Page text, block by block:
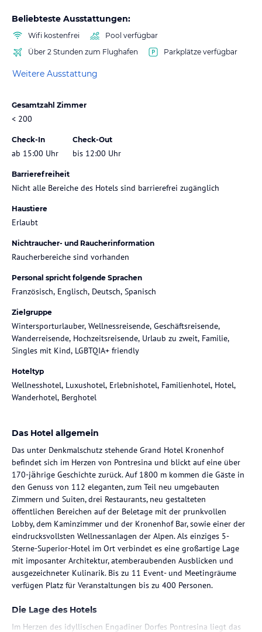
Beliebteste Ausstattungen:
Wifi kostenfrei
Pool verfügbar
Über 2 Stunden zum Flughafen
Parkplätze verfügbar
Weitere Ausstattung
Gesamtzahl Zimmer
< 200
Check-In
ab 15:00 Uhr
Check-Out
bis 12:00 Uhr
Barrierefreiheit
Nicht alle Bereiche des Hotels sind barrierefrei zugänglich
Haustiere
Erlaubt
Nichtraucher- und Raucherinformation
Raucherbereiche sind vorhanden
Personal spricht folgende Sprachen
Französisch, Englisch, Deutsch, Spanisch
Zielgruppe
Wintersporturlauber, Wellnessreisende, Geschäftsreisende,
Wanderreisende, Hochzeitsreisende, Urlaub zu zweit, Familie,
Singles mit Kind, LGBTQIA+ friendly
Hoteltyp
Wellnesshotel, Luxushotel, Erlebnishotel, Familienhotel, Hotel,
Wanderhotel, Berghotel
Das Hotel allgemein
Das unter Denkmalschutz stehende Grand Hotel Kronenhof
befindet sich im Herzen von Pontresina und blickt auf eine über
170-jӓhrige Geschichte zurück. Auf 1800 m kommen die Gäste in
den Genuss von 112 eleganten, zum Teil neu umgebauten
Zimmern und Suiten, drei Restaurants, neu gestalteten
öffentlichen Bereichen auf der Beletage mit der prunkvollen
Lobby, dem Kaminzimmer und der Kronenhof Bar, sowie einer der
eindrucksvollsten Wellnessanlagen der Alpen. Als einziges 5-
Sterne-Superior-Hotel im Ort verbindet es eine großartige Lage
mit imposanter Architektur, atemberaubenden Ausblicken und
ausgezeichneter Kulinarik. Bis zu 11 Event- und Meetingräume
verfügen Platz für Veranstaltungen bis zu 400 Personen.
Die Lage des Hotels
Im Herzen des idyllischen Engadiner Dorfes Pontresina liegt das